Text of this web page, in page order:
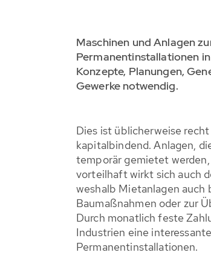
Maschinen und Anlagen
Permanentinstallationen
Konzepte, Planungen,
Gewerke notwendig.
Dies ist üblicherweise
kapitalbindend. Anlagen,
temporär gemietet
vorteilhaft wirkt sich auch
weshalb Mietanlagen
Baumaßnahmen oder zur
Durch monatlich feste
Industrien eine
Permanentinstallationen.